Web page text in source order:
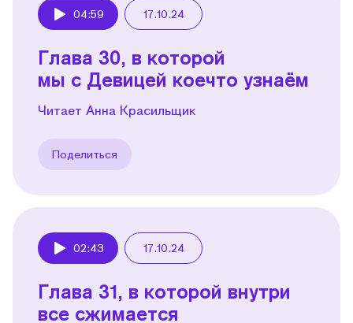
04:59 17.10.24
Глава 30, в которой
мы с Девицей коечто узнаём
Читает Анна Красильщик
Поделиться
02:43 17.10.24
Глава 31, в которой внутри
все сжимается